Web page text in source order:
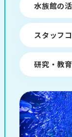
水族館の
スタッフ
研究・教